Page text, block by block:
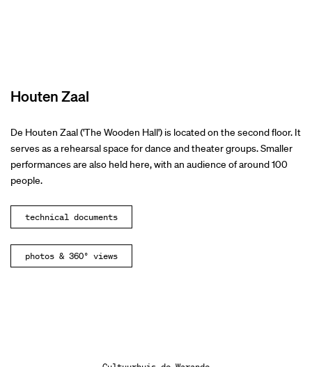
Houten Zaal
De Houten Zaal ('The Wooden Hall') is located on the second floor. It
serves as a rehearsal space for dance and theater groups. Smaller
performances are also held here, with an audience of around 100
people.
technical documents
photos & 360° views